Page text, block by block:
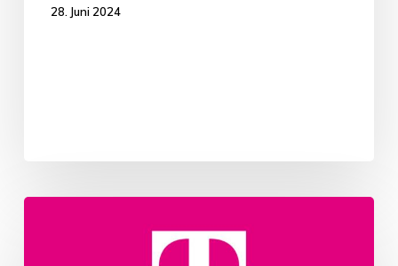
28. Juni 2024